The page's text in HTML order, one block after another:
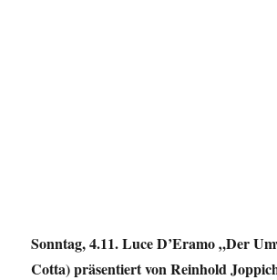
Sonntag, 4.11. Luce D’Eramo „Der
Cotta) präsentiert von Reinhold